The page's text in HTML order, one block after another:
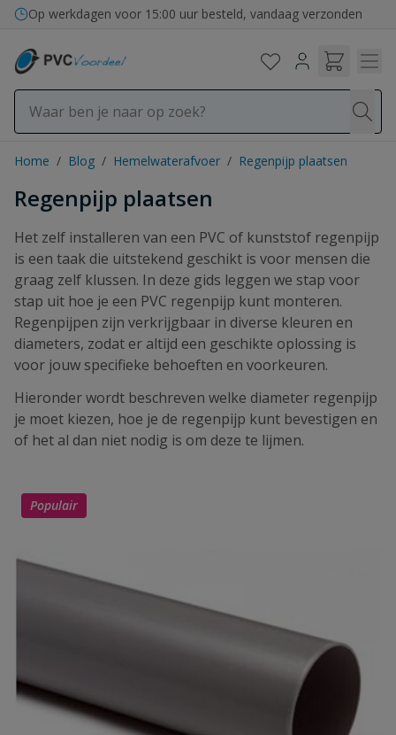
Ga naar de inhoud
Bezorging in binnen- en buitenland
Home / Blog / Hemelwaterafvoer / Regenpijp plaatsen
Regenpijp plaatsen
Het zelf installeren van een PVC of kunststof regenpijp
is een taak die uitstekend geschikt is voor mensen die
graag zelf klussen. In deze gids leggen we stap voor
stap uit hoe je een PVC regenpijp kunt monteren.
Regenpijpen zijn verkrijgbaar in diverse kleuren en
diameters, zodat er altijd een geschikte oplossing is
voor jouw specifieke behoeften en voorkeuren.
Hieronder wordt beschreven welke diameter regenpijp
je moet kiezen, hoe je de regenpijp kunt bevestigen en
of het al dan niet nodig is om deze te lijmen.
Populair